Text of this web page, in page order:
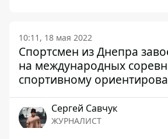
10:11, 18 мая 2022
Спортсмен из Днепра
на международных
спортивному
Сергей Савчук
ЖУРНАЛИСТ